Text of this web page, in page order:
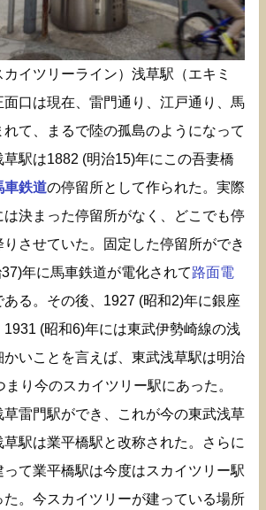
イツリーライン）浅草駅（エキミ
面口は現在、雷門通り、江戸通り、馬
て、まるで陸の孤島のようになって
駅は1882 (明治15)年にこの吾妻橋
車鉄道の停留所として作られた。実際
は決まった停留所がなく、どこでも停
させていた。固定した停留所ができ
年に馬車鉄道が電化されて路面電
ある。その後、1927 (昭和2)年に銀座
(昭和6)年には東武伊勢崎線の浅
いことを言えば、東武浅草駅は明治
まり今のスカイツリー駅にあった。
草雷門駅ができ、これが今の東武浅草
駅は業平橋駅と改称された。さらに
って業平橋駅は今度はスカイツリー駅
た。今スカイツリーが建っている場所